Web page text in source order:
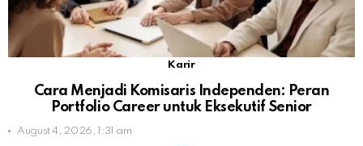
Karir
Cara Menjadi Komisaris Independen: Peran
Portfolio Career untuk Eksekutif Senior
August 4, 2026, 1:31 am